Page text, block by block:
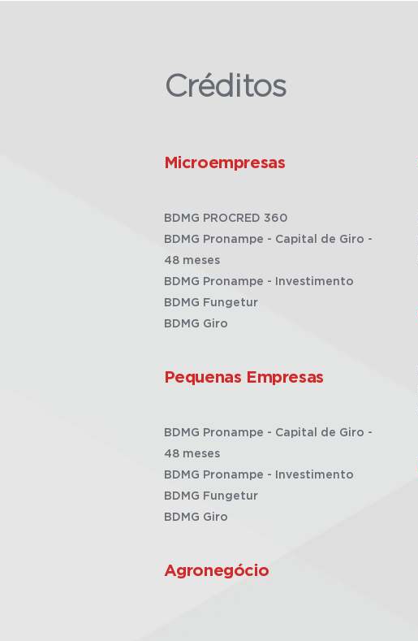
Créditos
Microempresas
BDMG PROCRED 360
BDMG Pronampe - Capital de Giro -
48 meses
BDMG Pronampe - Investimento
BDMG Fungetur
BDMG Giro
Pequenas Empresas
BDMG Pronampe - Capital de Giro -
48 meses
BDMG Pronampe - Investimento
BDMG Fungetur
BDMG Giro
Agronegócio